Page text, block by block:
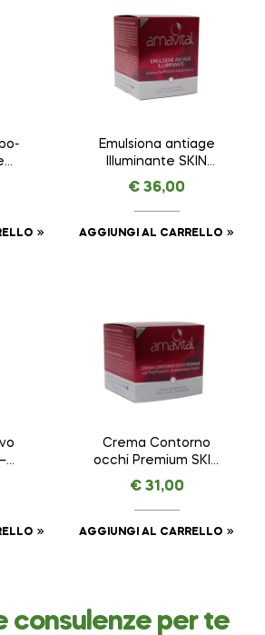
ml
Emulsiona antiage
Illuminante SKIN
REMINDER ANTI AGE
PREMIUM – AMAVITAL
da 50 ml
€ 36,00
AGGIUNGI AL CARRELLO
ml
Crema Contorno
occhi Premium SKIN
REMINDER ANTI AGE
PREMIUM – AMAVITAL
da 15 ml
€31,00
AGGIUNGI AL CARRELLO
consulenze per te